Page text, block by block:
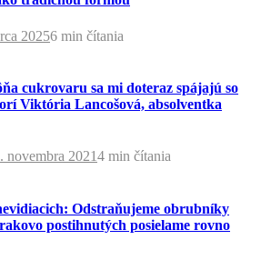
20256 min čítania
cukrovaru sa mi doteraz spájajú so
Viktória Lancošová, absolventka
novembra 20214 min čítania
Odstraňujeme obrubníky
postihnutých posielame rovno